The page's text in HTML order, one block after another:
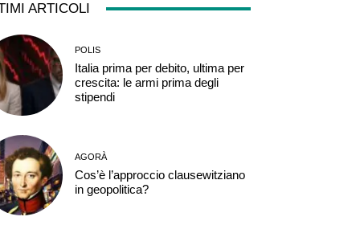
ARTICOLI
POLIS
Italia prima per debito, ultima per
crescita: le armi prima degli
stipendi
AGORÀ
Cos’è l’approccio clausewitziano
in geopolitica?